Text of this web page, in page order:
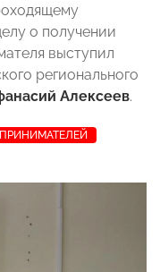
о получении
выступил
регионального
Алексеев.